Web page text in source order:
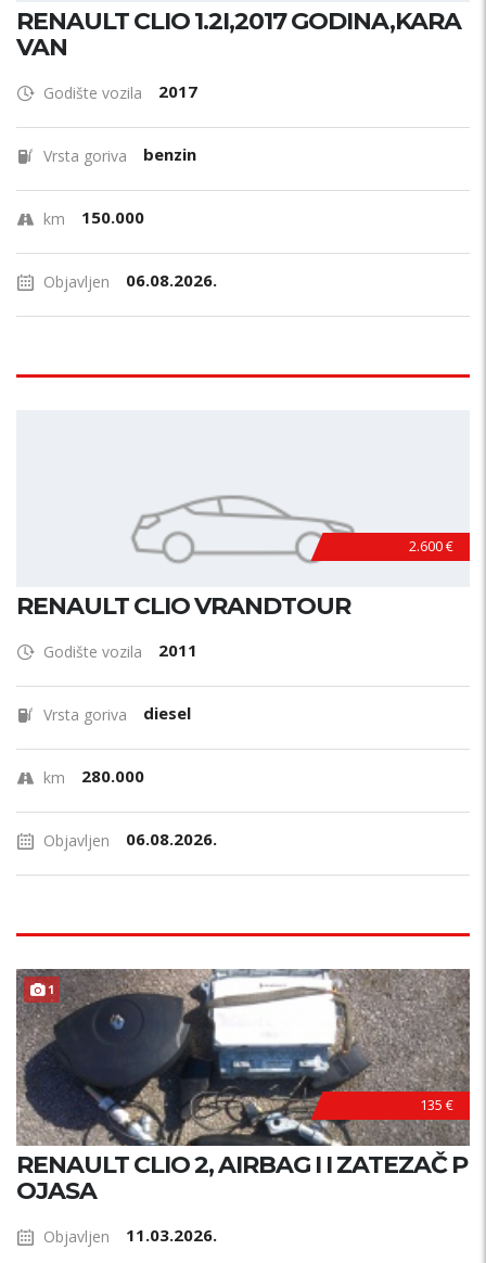
RENAULT CLIO 1.2I,2017 GODINA,KARA
VAN
Godište vozila 2017
Vrsta goriva benzin
km 150.000
Objavljen 06.08.2026.
2.600 €
RENAULT CLIO VRANDTOUR
Godište vozila 2011
Vrsta goriva diesel
km 280.000
Objavljen 06.08.2026.
1
135 €
RENAULT CLIO 2, AIRBAG I I ZATEZAČ P
OJASA
Objavljen 11.03.2026.